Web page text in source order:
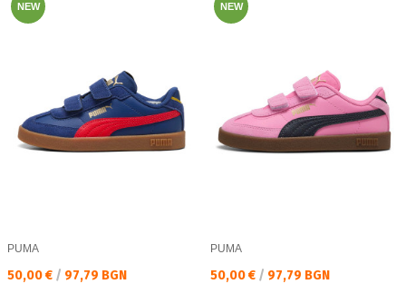
NEW
PUMA
Текуща цена:
50,00 € / 97,79 BGN
NEW
PUMA
Текуща цена:
50,00 € / 97,79 BGN